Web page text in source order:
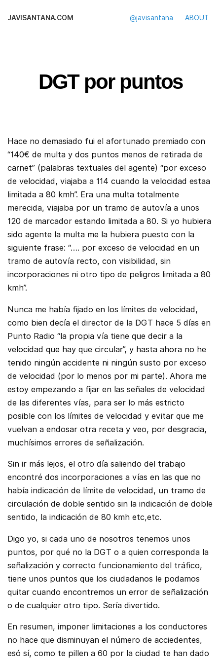
JAVISANTANA.COM @javisantana ABOUT
DGT por puntos
Hace no demasiado fui el afortunado premiado con
“140€ de multa y dos puntos menos de retirada de
carnet” (palabras textuales del agente) “por exceso
de velocidad, viajaba a 114 cuando la velocidad estaa
limitada a 80 kmh”. Era una multa totalmente
merecida, viajaba por un tramo de autovía a unos
120 de marcador estando limitada a 80. Si yo hubiera
sido agente la multa me la hubiera puesto con la
siguiente frase: “…. por exceso de velocidad en un
tramo de autovía recto, con visibilidad, sin
incorporaciones ni otro tipo de peligros limitada a 80
kmh”.
Nunca me había fijado en los límites de velocidad,
como bien decía el director de la DGT hace 5 días en
Punto Radio “la propia vía tiene que decir a la
velocidad que hay que circular”, y hasta ahora no he
tenido ningún accidente ni ningún susto por exceso
de velocidad (por lo menos por mi parte). Ahora me
estoy empezando a fijar en las señales de velocidad
de las diferentes vías, para ser lo más estricto
posible con los límites de velocidad y evitar que me
vuelvan a endosar otra receta y veo, por desgracia,
muchísimos errores de señalización.
Sin ir más lejos, el otro día saliendo del trabajo
encontré dos incorporaciones a vías en las que no
había indicación de límite de velocidad, un tramo de
circulación de doble sentido sin la indicación de doble
sentido, la indicación de 80 kmh etc,etc.
Digo yo, si cada uno de nosotros tenemos unos
puntos, por qué no la DGT o a quien corresponda la
señalización y correcto funcionamiento del tráfico,
tiene unos puntos que los ciudadanos le podamos
quitar cuando encontremos un error de señalización
o de cualquier otro tipo. Sería divertido.
En resumen, imponer limitaciones a los conductores
no hace que disminuyan el número de acciedentes,
esó sí, como te pillen a 60 por la ciudad te han dado